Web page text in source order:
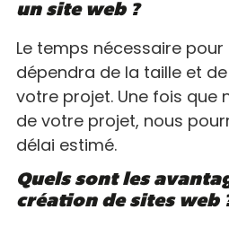
un site web ?
Le temps nécessaire
dépendra de la taille et
votre projet. Une fois que
de votre projet, nous
délai estimé.
Quels sont les
création de sites web